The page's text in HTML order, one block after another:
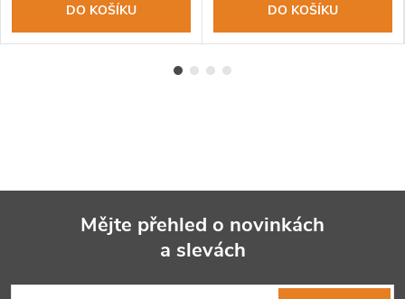
DO KOŠÍKU DO KOŠÍKU
Mějte přehled o novinkách
a slevách